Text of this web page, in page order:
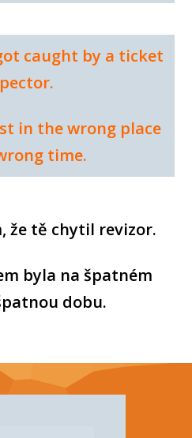
caught by a ticket
in the wrong place
time.
že tě chytil revizor.
byla na špatném
dobu.